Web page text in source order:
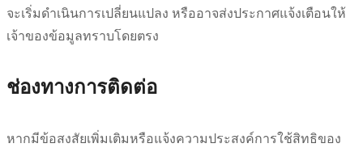
จะเริ่มดำเนินการเปลี่ยนแปลง หรืออาจส่งประกาศแจ้งเตือนให้
เจ้าของข้อมูลทราบโดยตรง
ช่องทางการติดต่อ
หากมีข้อสงสัยเพิ่มเติมหรือแจ้งความประสงค์การใช้สิทธิของ